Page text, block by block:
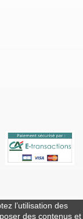
l’utilisation des
des contenus et
offrir le meilleur